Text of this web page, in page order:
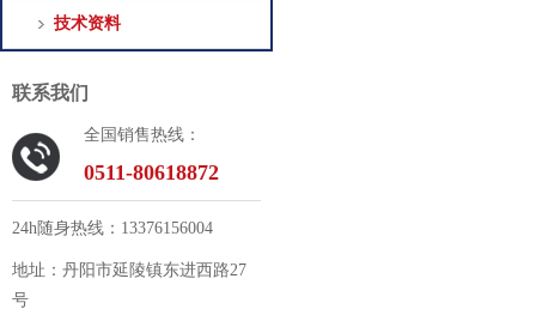
技术资料
联系我们
全国销售热线：
0511-80618872
24h随身热线：13376156004
地址：丹阳市延陵镇东进西路27
号